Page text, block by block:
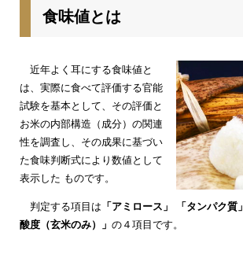
食味値とは
近年よく耳にする食味値と
は、実際に食べて評価する官能
試験を基本として、その評価と
お米の内部構造（成分）の関連
性を調査し、その成果に基づい
た食味判断式により数値として
表示した ものです。
判定する項目は 「アミロース」 「タンパク質」
酸度（玄米のみ）」 の４項目です。